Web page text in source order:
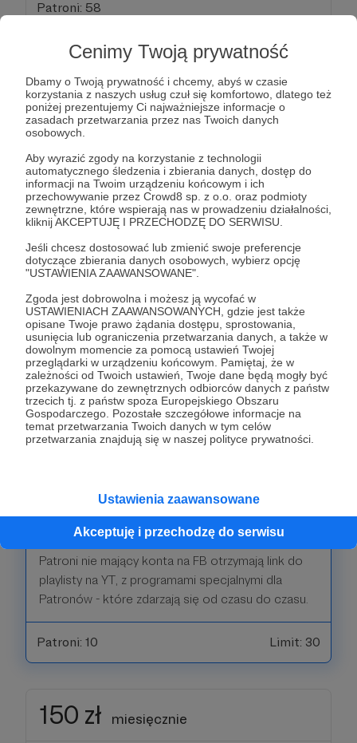
Cenimy Twoją prywatność
Dbamy o Twoją prywatność i chcemy, abyś w czasie
korzystania z naszych usług czuł się komfortowo, dlatego też
poniżej prezentujemy Ci najważniejsze informacje o
zasadach przetwarzania przez nas Twoich danych
osobowych.
Aby wyrazić zgody na korzystanie z technologii
automatycznego śledzenia i zbierania danych, dostęp do
informacji na Twoim urządzeniu końcowym i ich
przechowywanie przez Crowd8 sp. z o.o. oraz podmioty
zewnętrzne, które wspierają nas w prowadzeniu działalności,
kliknij AKCEPTUJĘ I PRZECHODZĘ DO SERWISU.
Jeśli chcesz dostosować lub zmienić swoje preferencje
dotyczące zbierania danych osobowych, wybierz opcję
"USTAWIENIA ZAAWANSOWANE".
Zgoda jest dobrowolna i możesz ją wycofać w
USTAWIENIACH ZAAWANSOWANYCH, gdzie jest także
opisane Twoje prawo żądania dostępu, sprostowania,
usunięcia lub ograniczenia przetwarzania danych, a także w
dowolnym momencie za pomocą ustawień Twojej
przeglądarki w urządzeniu końcowym. Pamiętaj, że w
zależności od Twoich ustawień, Twoje dane będą mogły być
przekazywane do zewnętrznych odbiorców danych z państw
trzecich tj. z państw spoza Europejskiego Obszaru
Gospodarczego. Pozostałe szczegółowe informacje na
temat przetwarzania Twoich danych w tym celów
przetwarzania znajdują się w naszej polityce prywatności.
Ustawienia zaawansowane
Akceptuję i przechodzę do serwisu
Patroni: 58
80 zł miesięcznie
Wspierający otrzyma specjalny elektroniczny
grupy na FB z kulisami pracy, zapowiedziami
tematów i dłuuugimi dyskusjami Patronów na
tematy wszelakie :-)
Patroni nie mający konta na FB otrzymają link do
playlisty na YT, z programami specjalnymi dla
Patronów - które zdarzają się od czasu do czasu.
Patroni: 28
128 zł miesięcznie
Wspierający otrzyma specjalny elektroniczny
tematów i dłuuugimi dyskusjami Patronów na
Patroni nie mający konta na FB otrzymają link do
playlisty na YT, z programami specjalnymi dla
Patronów - które zdarzają się od czasu do czasu.
Patroni: 10 Limit: 30
150 zł miesięcznie